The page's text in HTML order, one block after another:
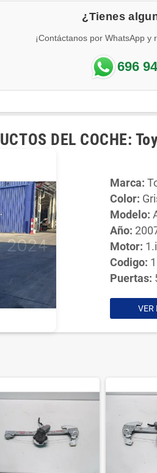
¿Tienes
¡Contáctanos por WhatsApp y
696
DEL COCHE:
Marca:
Color:
Modelo:
Año:
Motor:
Codigo:
Puertas:
VER